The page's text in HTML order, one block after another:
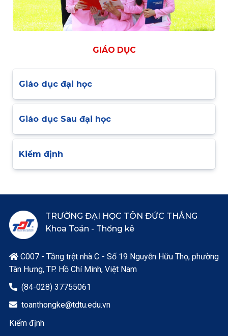
GIÁO DỤC
Giáo dục đại học
Giáo dục Sau đại học
Kiểm định
TRƯỜNG ĐẠI HỌC TÔN ĐỨC THẮNG
Khoa Toán - Thống kê
C007 - Tầng trệt nhà C - Số 19 Nguyễn Hữu Thọ, phường
Tân Hưng, TP. Hồ Chí Minh, Việt Nam
 (84-028) 37755061
 toanthongke@tdtu.edu.vn
Kiểm định